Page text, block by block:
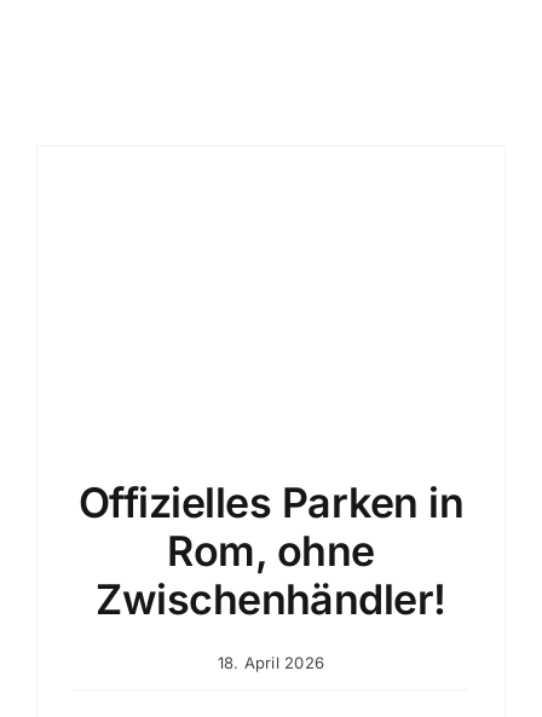
Nachrichten
Offizielles Parken in
Rom, ohne
Zwischenhändler!
18. April 2026